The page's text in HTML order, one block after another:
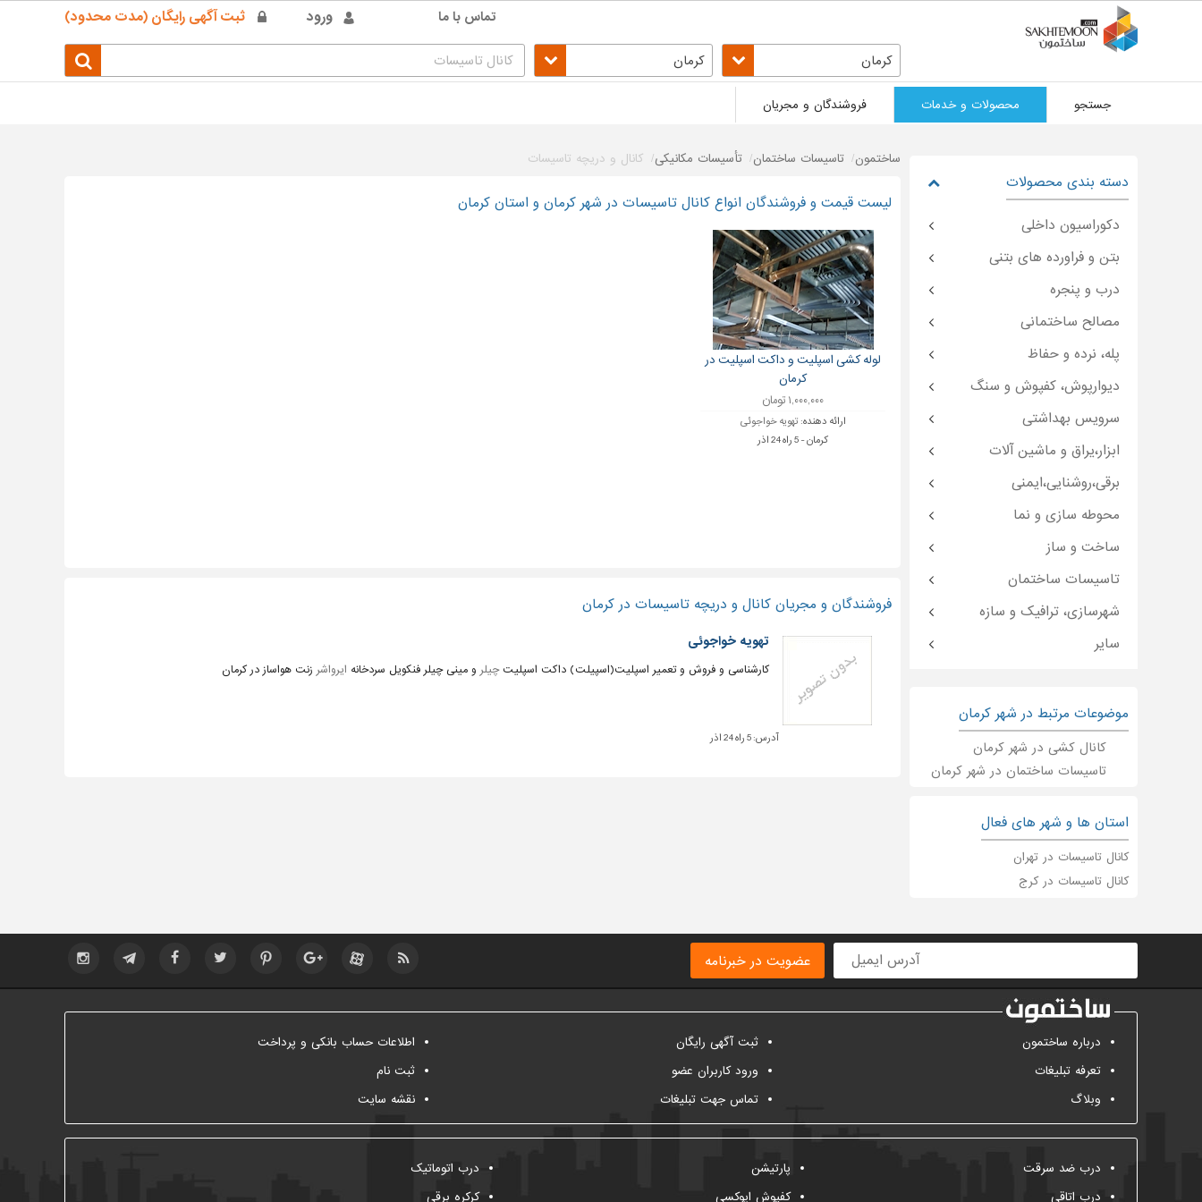
ورود ثبت آگهی رایگان (مدت محدود) تماس با ما
کرمان کرمان
جستجو محصولات و خدمات فروشندگان و مجریان
ساختمون تاسیسات ساختمان تأسیسات مکانیکی کانال و دریچه تاسیسات
لیست قیمت و فروشندگان انواع کانال تاسیسات در شهر کرمان و استان کرمان
لوله کشی اسپلیت و داکت اسپلیت در
کرمان
۱,۰۰۰,۰۰۰ تومان
ارائه دهنده: تهویه خواجوئی
کرمان - 5 راه 24 اذر
فروشندگان و مجریان کانال و دریچه تاسیسات در کرمان
تهویه خواجوئی
کارشناسی و فروش و تعمیر اسپلیت(اسپیلت) داکت اسپلیتچیلر و مینی چیلر فنکویل سردخانه ایرواشر زنت هواساز در کرمان
آدرس:5 راه 24 اذر
دسته بندی محصولات
دکوراسیون داخلی
بتن و فراورده های بتنی
درب و پنجره
مصالح ساختمانی
پله، نرده و حفاظ
دیوارپوش، کفپوش و سنگ
سرویس بهداشتی
ابزار،یراق و ماشین آلات
برقی،روشنایی،ایمنی
محوطه سازی و نما
ساخت و ساز
تاسیسات ساختمان
شهرسازی، ترافیک و سازه
سایر
موضوعات مرتبط در شهر کرمان
کانال کشی در شهر کرمان
تاسیسات ساختمان در شهر کرمان
استان ها و شهر های فعال
کانال تاسیسات در تهران
کانال تاسیسات در کرج
عضویت در خبرنامه
درباره ساختمون
تعرفه تبلیغات
وبلاگ
ثبت آگهی رایگان
ورود کاربران عضو
تماس جهت تبلیغات
اطلاعات حساب بانکی و پرداخت
ثبت نام
نقشه سایت
درب ضد سرقت
درب اتاقی
پارتیشن
کفپوش اپوکسی
درب اتوماتیک
کرکره برقی